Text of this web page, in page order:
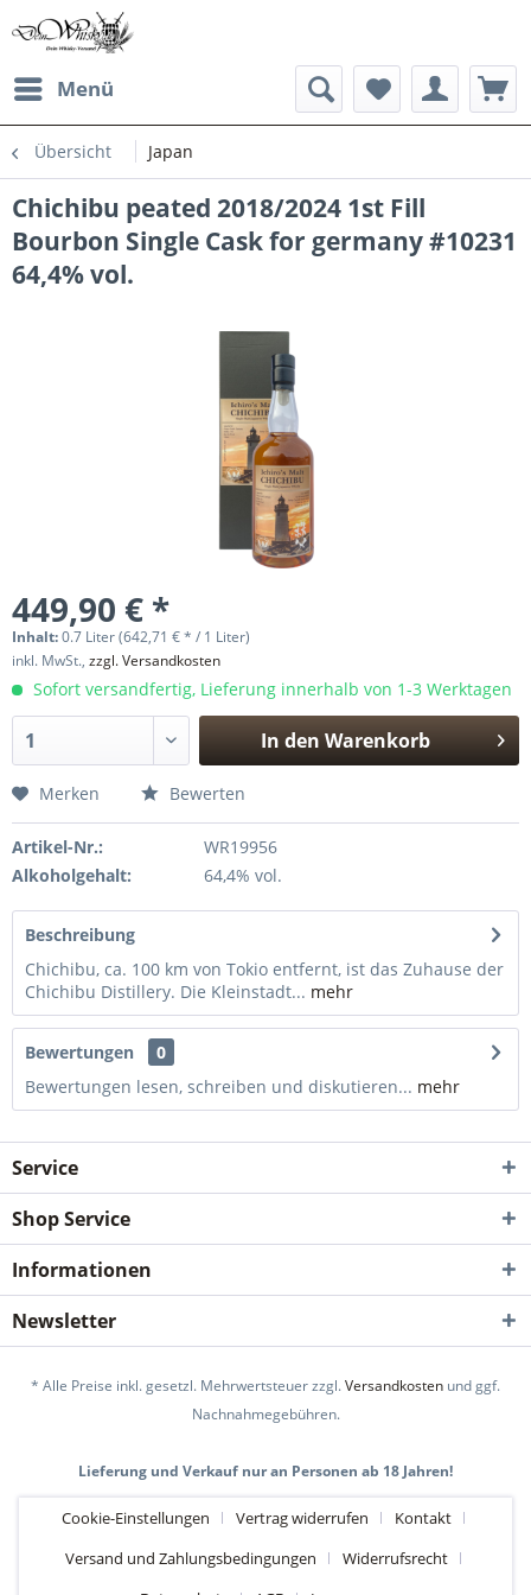
Menü
Übersicht Japan
Chichibu peated 2018/2024 1st Fill
Bourbon Single Cask for germany #10231
64,4% vol.
449,90 € *
Inhalt:0.7 Liter (642,71 € * / 1 Liter)
inkl. MwSt., zzgl. Versandkosten
Sofort versandfertig, Lieferung innerhalb von 1-3 Werktagen
In den Warenkorb
Merken Bewerten
Artikel-Nr.:
WR19956
Alkoholgehalt:
64,4% vol.
Beschreibung
Chichibu, ca. 100 km von Tokio entfernt, ist das Zuhause der
Chichibu Distillery. Die Kleinstadt... mehr
Bewertungen
0
Bewertungen lesen, schreiben und diskutieren... mehr
Service
Shop Service
Informationen
Newsletter
* Alle Preise inkl. gesetzl. Mehrwertsteuer zzgl.Versandkosten und ggf.
Nachnahmegebühren.
Lieferung und Verkauf nur an Personen ab 18 Jahren!
Cookie-Einstellungen Vertrag widerrufen
Kontakt
Versand und Zahlungsbedingungen
Widerrufsrecht